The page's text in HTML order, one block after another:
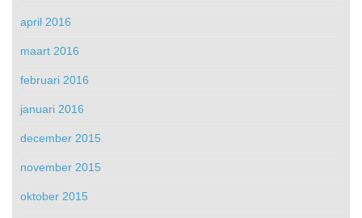
april 2016
maart 2016
februari 2016
januari 2016
december 2015
november 2015
oktober 2015